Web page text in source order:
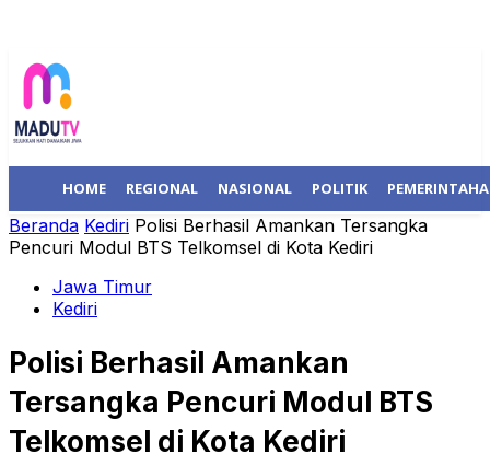
HOME REGIONAL NASIONAL POLITIK
Beranda Kediri Polisi Berhasil Amankan Tersangka
Pencuri Modul BTS Telkomsel di Kota Kediri
Jawa Timur
Kediri
Polisi Berhasil Amankan
Tersangka Pencuri Modul BTS
Telkomsel di Kota Kediri